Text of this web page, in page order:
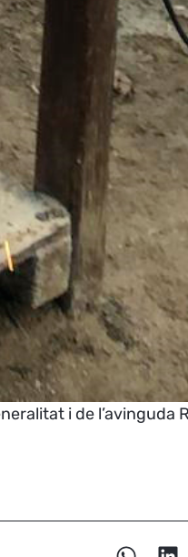
i de l’avinguda